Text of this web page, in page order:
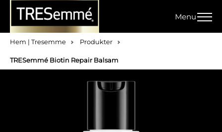
Menu
Hem | Tresemme Produkter
TRESemmé Biotin Repair Balsam